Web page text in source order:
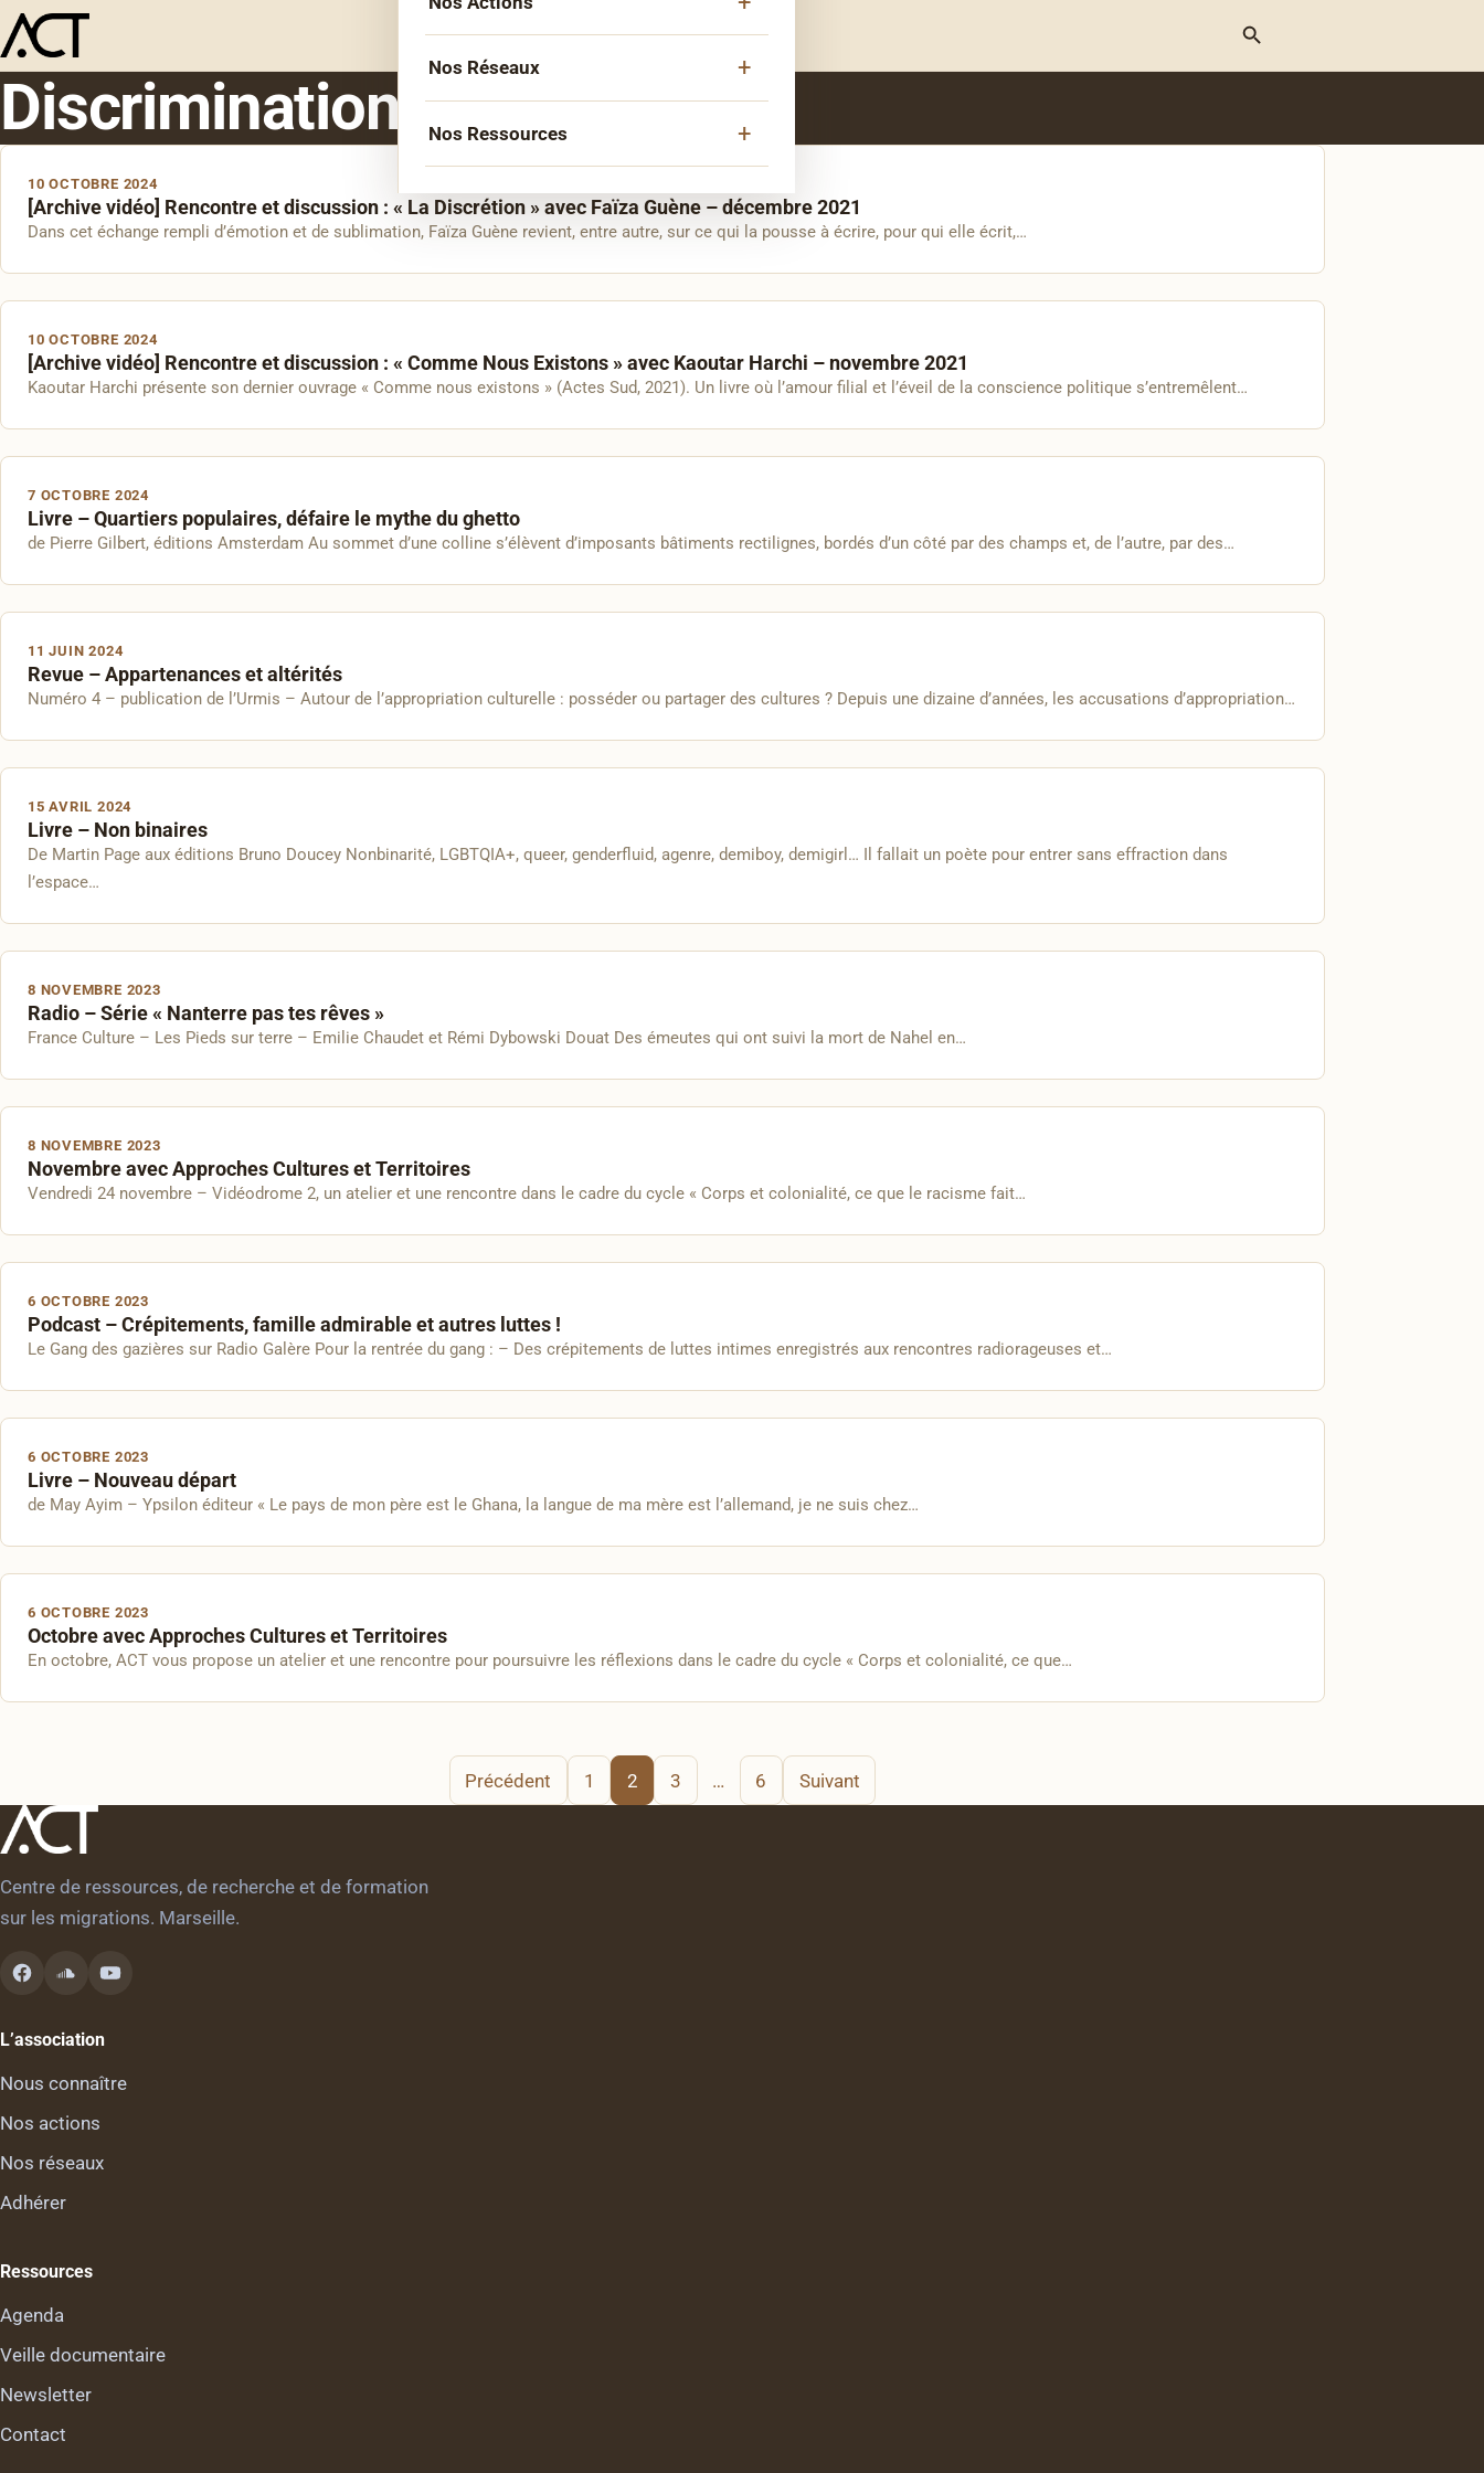
L’équipe
Ouvrir
le
sous-
Accompagnement
Séminaire
Formation
Ateliers
Cercle de paroles
Conférences
Nos Réseaux
Ouvrir
le
sous-
menu
Sociétés Migrantes
Interéseaux Histoire-Mémoire
Erasmus +
Nos Ressources
Ouvrir
le
sous-
menu
Podcast « Pourquoi tu cries ? »
Conférences et interviews
Veille Documentaire
Discrimination
10 OCTOBRE 2024
[Archive vidéo] Rencontre et discussion : « La Discrétion » avec Faïza Guène – décembre 2021
Dans cet échange rempli d’émotion et de sublimation, Faïza Guène revient, entre autre, sur ce qui la pousse à écrire, pour qui elle écrit,…
10 OCTOBRE 2024
[Archive vidéo] Rencontre et discussion : « Comme Nous Existons » avec Kaoutar Harchi – novembre 2021
Kaoutar Harchi présente son dernier ouvrage « Comme nous existons » (Actes Sud, 2021). Un livre où l’amour filial et l’éveil de la conscience politique s’entremêlent…
7 OCTOBRE 2024
Livre – Quartiers populaires, défaire le mythe du ghetto
de Pierre Gilbert, éditions Amsterdam Au sommet d’une colline s’élèvent d’imposants bâtiments rectilignes, bordés d’un côté par des champs et, de l’autre, par des…
11 JUIN 2024
Revue – Appartenances et altérités
Numéro 4 – publication de l’Urmis – Autour de l’appropriation culturelle : posséder ou partager des cultures ? Depuis une dizaine d’années, les accusations d’appropriation…
15 AVRIL 2024
Livre – Non binaires
De Martin Page aux éditions Bruno Doucey Nonbinarité, LGBTQIA+, queer, genderfluid, agenre, demiboy, demigirl… Il fallait un poète pour entrer sans effraction dans
l’espace…
8 NOVEMBRE 2023
Radio – Série « Nanterre pas tes rêves »
France Culture – Les Pieds sur terre – Emilie Chaudet et Rémi Dybowski Douat Des émeutes qui ont suivi la mort de Nahel en…
8 NOVEMBRE 2023
Novembre avec Approches Cultures et Territoires
Vendredi 24 novembre – Vidéodrome 2, un atelier et une rencontre dans le cadre du cycle « Corps et colonialité, ce que le racisme fait…
6 OCTOBRE 2023
Podcast – Crépitements, famille admirable et autres luttes !
Le Gang des gazières sur Radio Galère Pour la rentrée du gang : – Des crépitements de luttes intimes enregistrés aux rencontres radiorageuses et…
6 OCTOBRE 2023
Livre – Nouveau départ
de May Ayim – Ypsilon éditeur « Le pays de mon père est le Ghana, la langue de ma mère est l’allemand, je ne suis chez…
6 OCTOBRE 2023
Octobre avec Approches Cultures et Territoires
En octobre, ACT vous propose un atelier et une rencontre pour poursuivre les réflexions dans le cadre du cycle « Corps et colonialité, ce que…
des
publications
Précédent 1 2 3 … 6 Suivant
Centre de ressources, de recherche et de formation
sur les migrations. Marseille.
L’association
Nous connaître
Nos actions
Nos réseaux
Adhérer
Ressources
Agenda
Veille documentaire
Newsletter
Contact